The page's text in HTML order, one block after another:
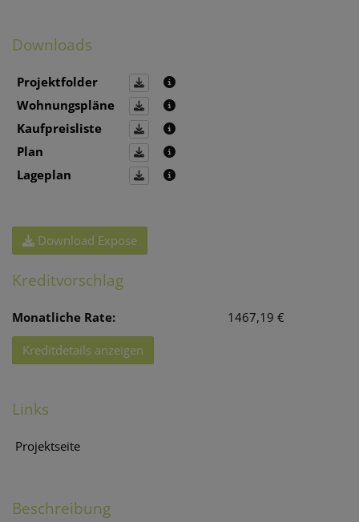
Downloads
Projektfolder
Wohnungspläne
Kaufpreisliste
Plan
Lageplan
Download Expose
Kreditvorschlag
Monatliche Rate: 1467,19 €
Kreditdetails anzeigen
Links
Projektseite
Beschreibung